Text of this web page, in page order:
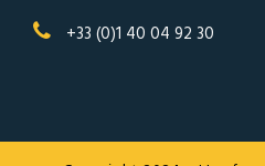
+33 (0)1 40 04 92 30